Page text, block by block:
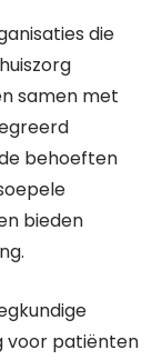
die
samen met
behoeften
bieden
voor patiënten